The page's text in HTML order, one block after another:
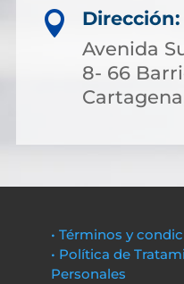

Dirección:
Avenida
8- 66
• Términos y
• Política de
Personales